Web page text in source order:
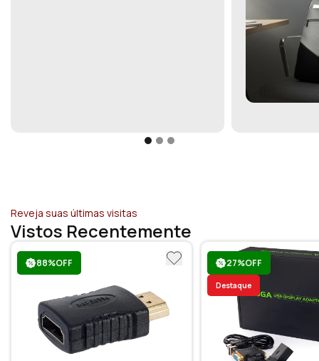
Reveja suas últimas visitas
Vistos Recentemente
88%OFF 27%OFF
Destaque